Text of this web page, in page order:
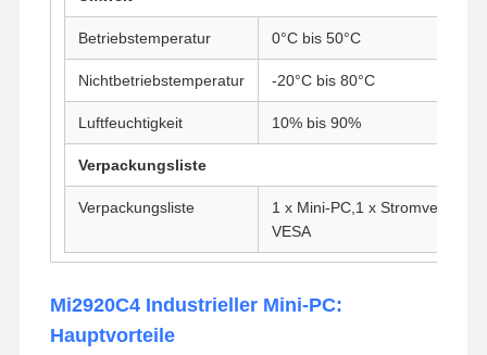
Betriebstemperatur 0°C bis 50°C
Nichtbetriebstemperatur -20°C bis 80°C
Luftfeuchtigkeit 10% bis 90%
Verpackungsliste
Verpackungsliste
1 x Mini-PC,1 x
VESA
Mi2920C4 Industrieller Mini-PC:
Hauptvorteile